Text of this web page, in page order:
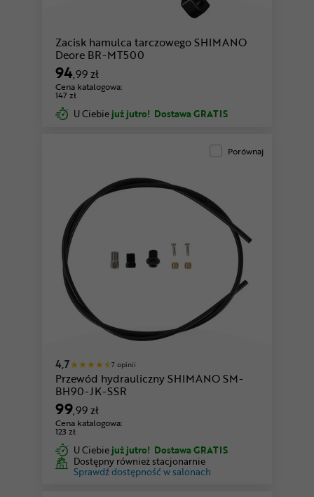
Zacisk hamulca tarczowego SHIMANO
Deore BR-MT500
94,99 zł
Cena katalogowa:
147 zł
U Ciebie już jutro! Dostawa GRATIS
Porównaj
4,7 7 opinii
Przewód hydrauliczny SHIMANO SM-
BH90-JK-SSR
99,99 zł
Cena katalogowa:
123 zł
U Ciebie już jutro! Dostawa GRATIS
Dostępny również stacjonarnie
Sprawdź dostępność w salonach